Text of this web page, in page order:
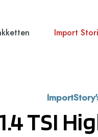
Import
TSI